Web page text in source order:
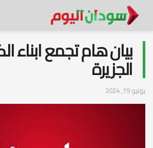
بيان هام تجمع ابناء
الجزيرة
يونيو 19, 2024